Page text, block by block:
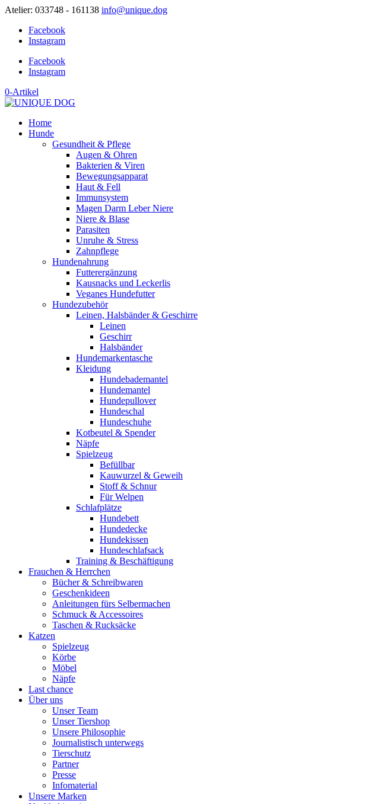
Atelier: 033748 - 161138 info@unique.dog
Facebook
Instagram
Facebook
Instagram
0-Artikel
Home
Hunde
Gesundheit & Pflege
Augen & Ohren
Bakterien & Viren
Bewegungsapparat
Haut & Fell
Immunsystem
Magen Darm Leber Niere
Niere & Blase
Parasiten
Unruhe & Stress
Zahnpflege
Hundenahrung
Futterergänzung
Kausnacks und Leckerlis
Veganes Hundefutter
Hundezubehör
Leinen, Halsbänder & Geschirre
Leinen
Geschirr
Halsbänder
Hundemarkentasche
Kleidung
Hundebademantel
Hundemantel
Hundepullover
Hundeschal
Hundeschuhe
Kotbeutel & Spender
Näpfe
Spielzeug
Befüllbar
Kauwurzel & Geweih
Stoff & Schnur
Für Welpen
Schlafplätze
Hundebett
Hundedecke
Hundekissen
Hundeschlafsack
Training & Beschäftigung
Frauchen & Herrchen
Bücher & Schreibwaren
Geschenkideen
Anleitungen fürs Selbermachen
Schmuck & Accessoires
Taschen & Rucksäcke
Katzen
Spielzeug
Körbe
Möbel
Näpfe
Last chance
Über uns
Unser Team
Unser Tiershop
Unsere Philosophie
Journalistisch unterwegs
Tierschutz
Partner
Presse
Infomaterial
Unsere Marken